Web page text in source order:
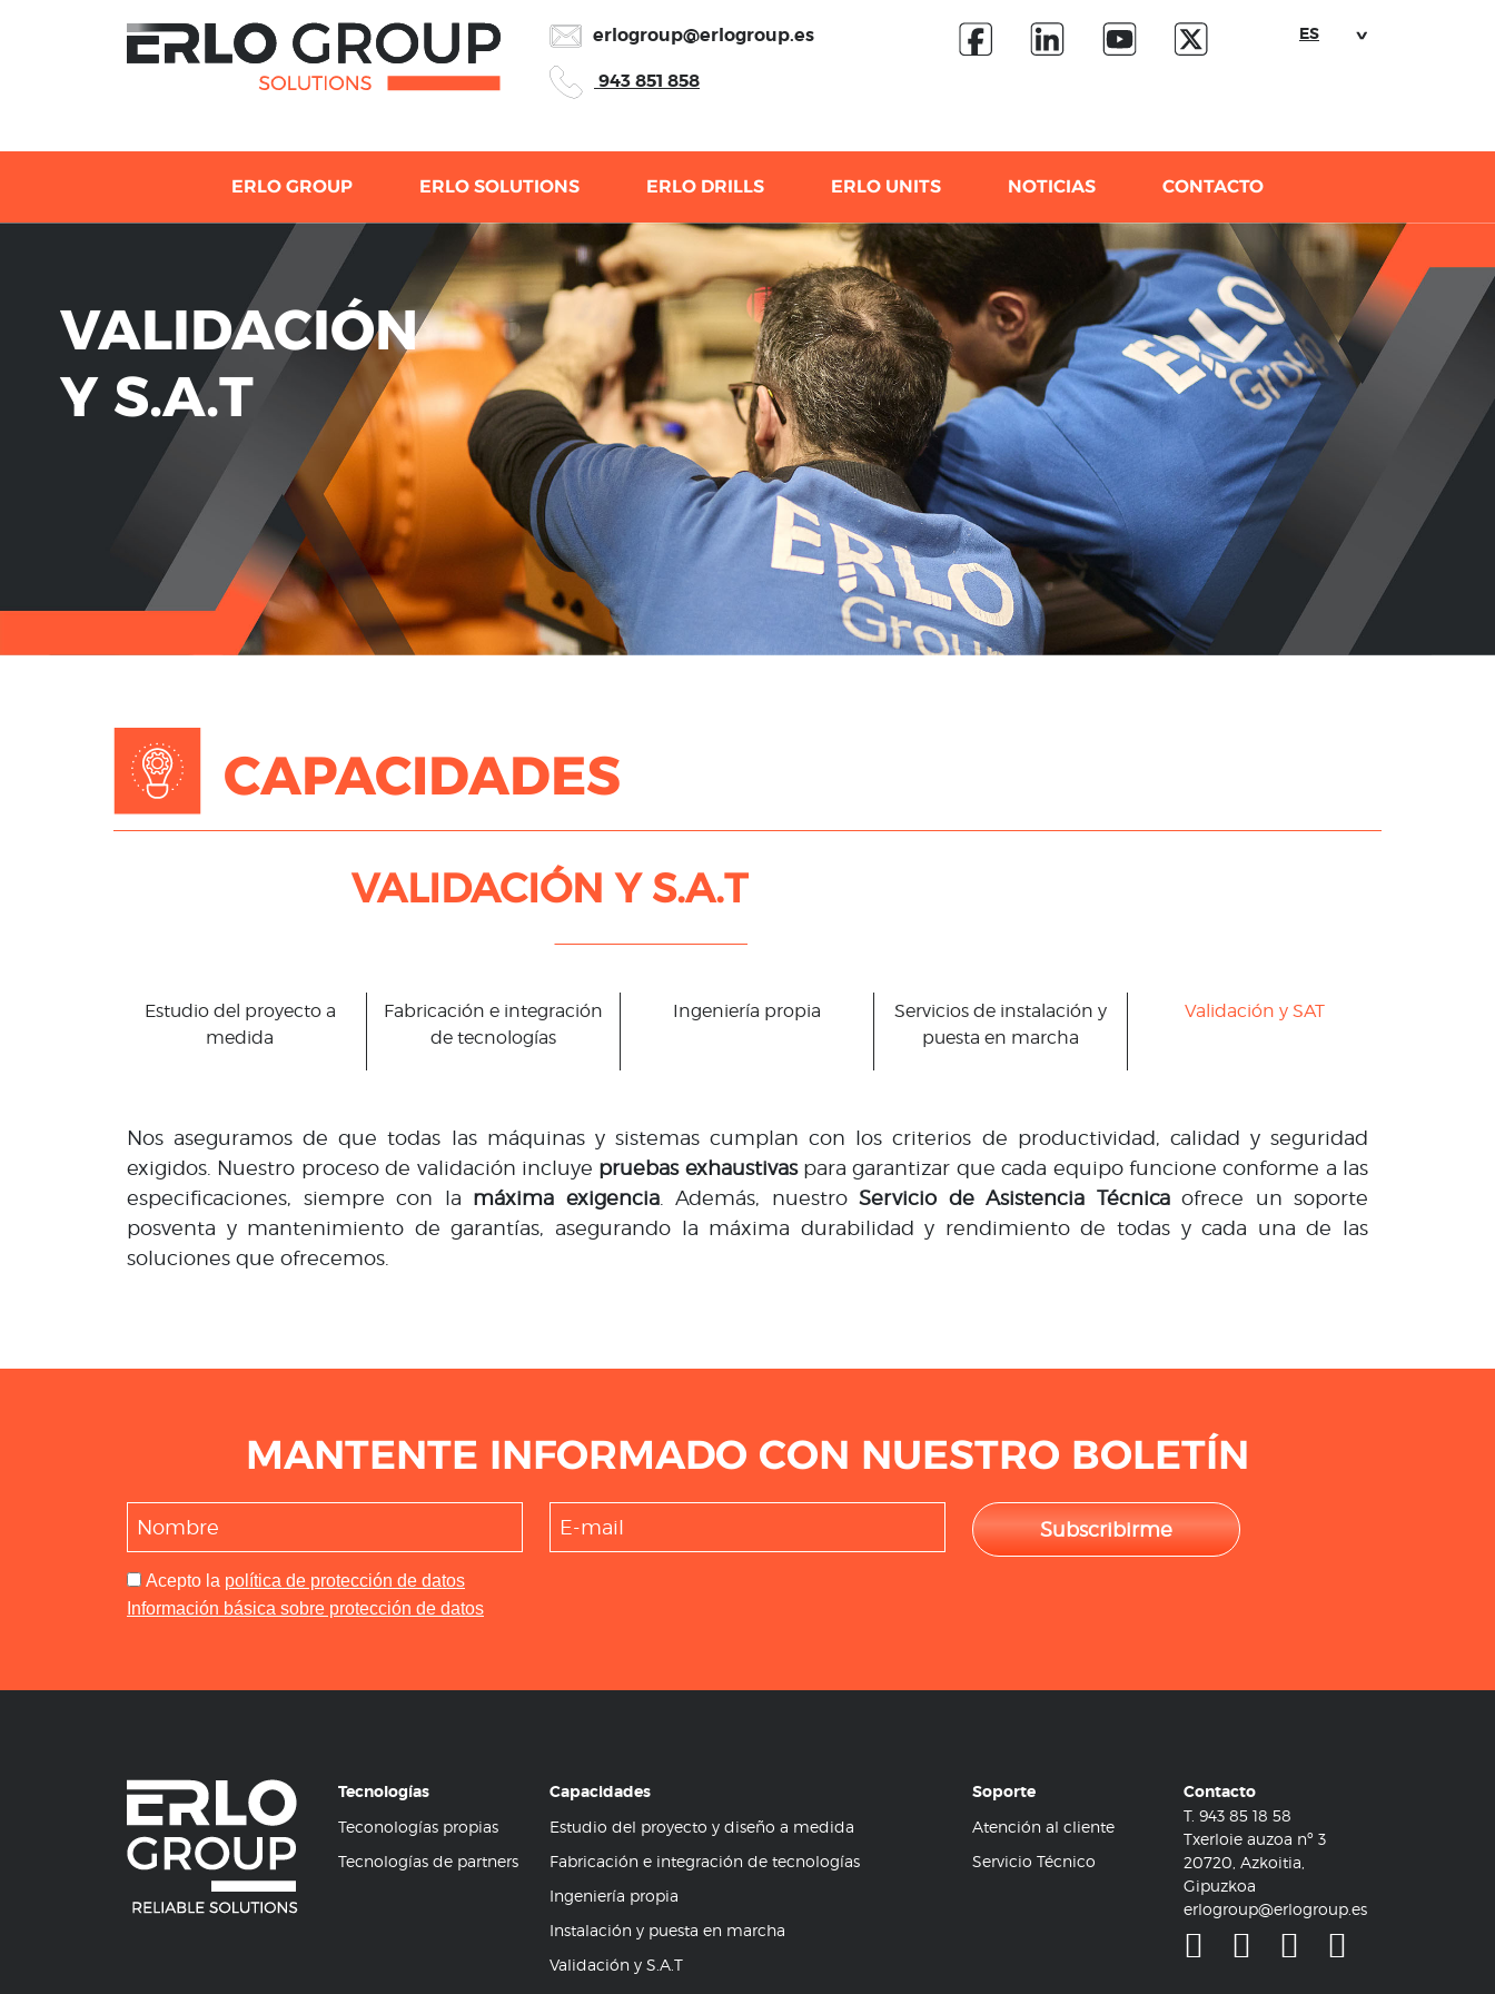
erlogroup@erlogroup.es
943 851 858
ES
ERLO GROUP ERLO SOLUTIONS ERLO DRILLS ERLO UNITS NOTICIAS CONTACTO
VALIDACIÓN
Y S.A.T
CAPACIDADES
VALIDACIÓN Y S.A.T
Estudio del proyecto a
medida
Fabricación e integración
de tecnologías
Ingeniería propia
Servicios de instalación y
puesta en marcha
Validación y SAT
Nos aseguramos de que todas las máquinas y sistemas cumplan con los criterios de productividad, calidad y seguridad
exigidos. Nuestro proceso de validación incluye pruebas exhaustivaspara garantizar que cada equipo funcione conforme a las
especificaciones, siempre con la máxima exigencia. Además, nuestro Servicio de Asistencia Técnicaofrece un soporte
posventa y mantenimiento de garantías, asegurando la máxima durabilidad y rendimiento de todas y cada una de las
soluciones que ofrecemos.
MANTENTE INFORMADO CON NUESTRO BOLETÍN
Subscribirme
Acepto la política de protección de datos
Información básica sobre protección de datos
Tecnologías
Teconologías propias
Tecnologías de partners
Capacidades
Estudio del proyecto y diseño a medida
Fabricación e integración de tecnologías
Ingeniería propia
Instalación y puesta en marcha
Validación y S.A.T
Soporte
Atención al cliente
Servicio Técnico
Contacto
T. 943 85 18 58
Txerloie auzoa nº 3
20720, Azkoitia,
Gipuzkoa
erlogroup@erlogroup.es